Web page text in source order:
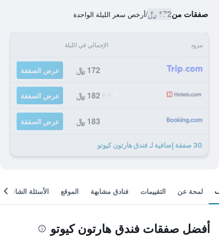
صفقات من172 ﷼ /أرخص سعر الليلة الواحدة
مزود الإجمالي في الليلة
172 ﷼ عرض الصفقة
182 ﷼ عرض الصفقة
183 ﷼ عرض الصفقة
30 صفقة إضافية لـ فندق هارتون كيوتو
لمحة عن التقييمات فنادق مشابهة الموقع الأسئلة الشائعة
أفضل صفقات فندق هارتون كيوتو